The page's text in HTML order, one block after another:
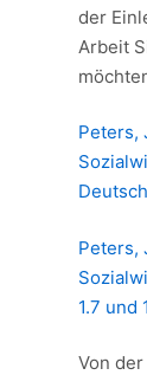
der
Arbeit
Peters,
Peters,
1.7 und
Von